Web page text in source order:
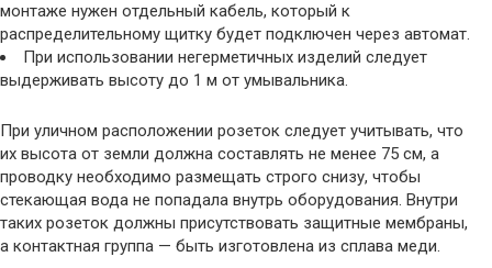
монтаже нужен отдельный кабель, который к
распределительному щитку будет подключен через автомат.
При использовании негерметичных изделий следует
выдерживать высоту до 1 м от умывальника.
При уличном расположении розеток следует учитывать, что
их высота от земли должна составлять не менее 75 см, а
проводку необходимо размещать строго снизу, чтобы
стекающая вода не попадала внутрь оборудования. Внутри
таких розеток должны присутствовать защитные мембраны,
а контактная группа — быть изготовлена из сплава меди.